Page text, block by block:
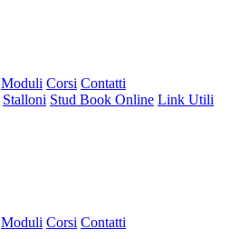
Moduli Corsi Contatti
Stalloni Stud Book Online Link Utili
Moduli Corsi Contatti